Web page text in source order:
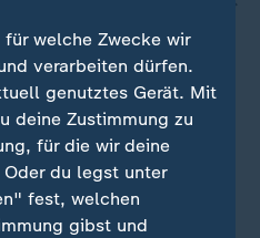
welche Zwecke wir
verarbeiten dürfen.
genutztes Gerät. Mit
deine Zustimmung zu
für die wir deine
du legst unter
fest, welchen
gibst und